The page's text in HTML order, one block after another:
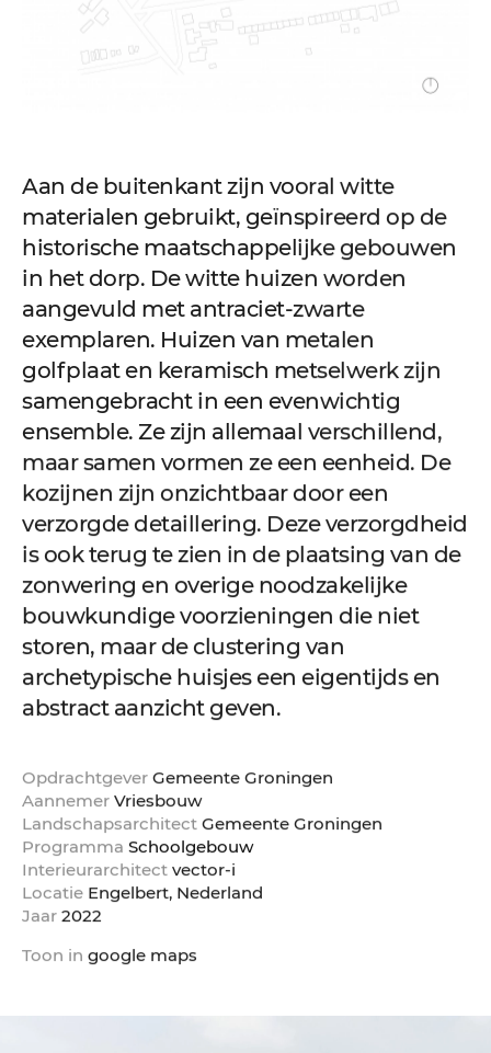
Aan de buitenkant zijn vooral witte
materialen gebruikt, geïnspireerd op de
historische maatschappelijke gebouwen
in het dorp. De witte huizen worden
aangevuld met antraciet-zwarte
exemplaren. Huizen van metalen
golfplaat en keramisch metselwerk zijn
samengebracht in een evenwichtig
ensemble. Ze zijn allemaal verschillend,
maar samen vormen ze een eenheid. De
kozijnen zijn onzichtbaar door een
verzorgde detaillering. Deze verzorgdheid
is ook terug te zien in de plaatsing van de
zonwering en overige noodzakelijke
bouwkundige voorzieningen die niet
storen, maar de clustering van
archetypische huisjes een eigentijds en
abstract aanzicht geven.
Opdrachtgever Gemeente Groningen
Aannemer Vriesbouw
Landschapsarchitect Gemeente Groningen
Programma Schoolgebouw
Interieurarchitect vector-i
Locatie Engelbert, Nederland
Jaar 2022
Toon in google maps